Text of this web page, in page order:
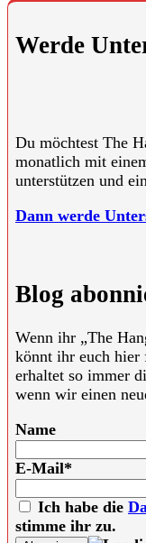
Werde
Du möchtest The
monatlich mit
unterstützen und
Dann werde
Blog
Wenn ihr „The
könnt ihr euch hier
erhaltet so immer
wenn wir einen
Name
E-Mail*
Ich habe die
stimme ihr zu.